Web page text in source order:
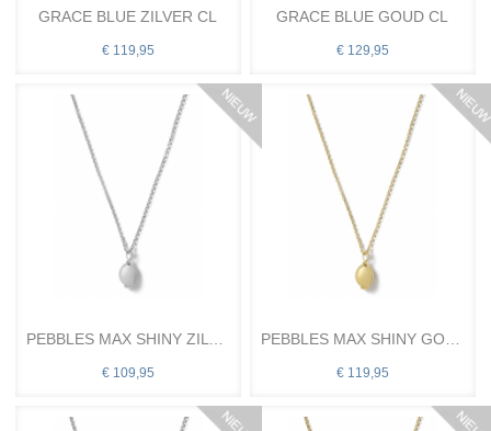
GRACE BLUE ZILVER CL
€ 119,95
GRACE BLUE GOUD CL
€ 129,95
€ 109,95 € 119,95